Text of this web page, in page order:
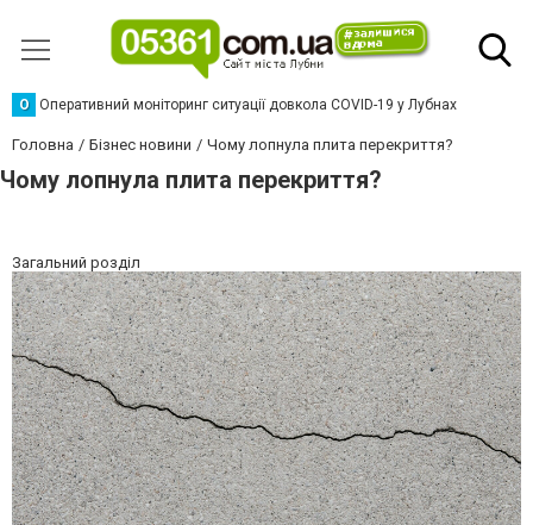
О Оперативний моніторинг ситуації довкола COVID-19 у Лубнах
Головна Бізнес новини Чому лопнула плита перекриття?
Чому лопнула плита перекриття?
Загальний розділ